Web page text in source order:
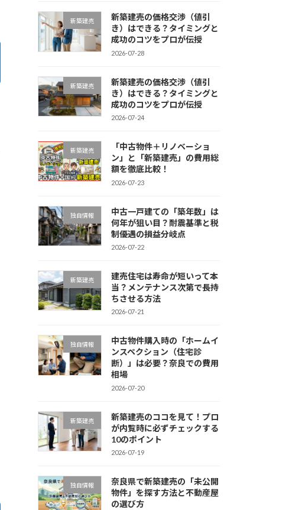
新築建売
新築建売の価格交渉（値引
き）はできる？タイミングと
成功のコツをプロが伝授
2026-07-28
新築建売
新築建売の価格交渉（値引
き）はできる？タイミングと
成功のコツをプロが伝授
2026-07-24
新築建売
「中古物件＋リノベーショ
ン」と「新築建売」の費用総
額を徹底比較！
2026-07-23
独自情報
中古一戸建ての「築年数」は
何年が狙い目？耐震基準と税
制優遇の損益分岐点
2026-07-22
新築建売
建売住宅は寿命が短いって本
当？メンテナンス次第で長持
ちさせる方法
2026-07-21
独自情報
中古物件購入時の「ホームイ
ンスペクション（住宅診
断）」は必要？奈良での費用
相場
2026-07-20
新築建売
新築建売のココを見て！プロ
が内覧時に必ずチェックする
10のポイント
2026-07-19
独自情報
奈良県で新築建売の「未公開
物件」を探す方法と不動産屋
の選び方